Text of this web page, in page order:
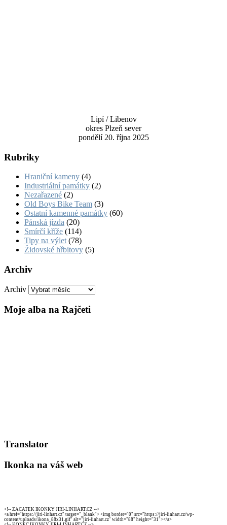
Lipí / Libenov
okres Plzeň sever
pondělí 20. října 2025
Rubriky
Hraniční kameny (4)
Industriální památky (2)
Nezařazené (2)
Old Boys Bike Team (3)
Ostatní kamenné památky (60)
Pánská jízda (20)
Smírčí kříže (114)
Tipy na výlet (78)
Židovské hřbitovy (5)
Archiv
Archiv
Moje alba na Rajčeti
Translator
Ikonka na váš web
<!-- ZACATEK IKONKY JIRI-LINHART.CZ -->
<a href="https://jiri-linhart.cz" target="_blank"> <img border="0" src="https://jiri-linhart.cz/wp-
content/uploads/ikona_88x31.gif" alt="jiri-linhart.cz" width="88" height="31"></a>